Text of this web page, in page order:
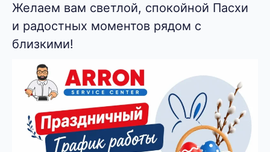
Желаем вам светлой, спокойной Пасхи
и радостных моментов рядом с
близкими!